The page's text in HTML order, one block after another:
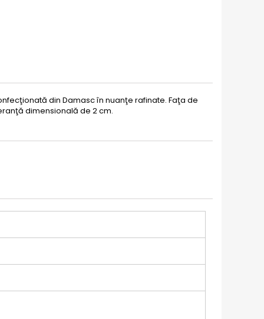
din Damasc în nuanţe rafinate. Faţa de
dimensională de 2 cm.